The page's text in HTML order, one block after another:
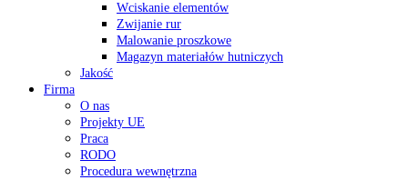
Wciskanie elementów
Zwijanie rur
Malowanie proszkowe
Magazyn materiałów hutniczych
Jakość
Firma
O nas
Projekty UE
Praca
RODO
Procedura wewnętrzna